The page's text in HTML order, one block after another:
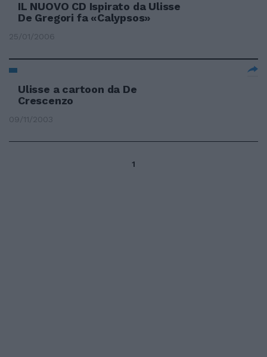
IL NUOVO CD Ispirato da Ulisse
De Gregori fa «Calypsos»
25/01/2006
Ulisse a cartoon da De
Crescenzo
09/11/2003
1